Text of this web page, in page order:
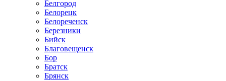
Белгород
Белорецк
Белореченск
Березники
Бийск
Благовещенск
Бор
Братск
Брянск